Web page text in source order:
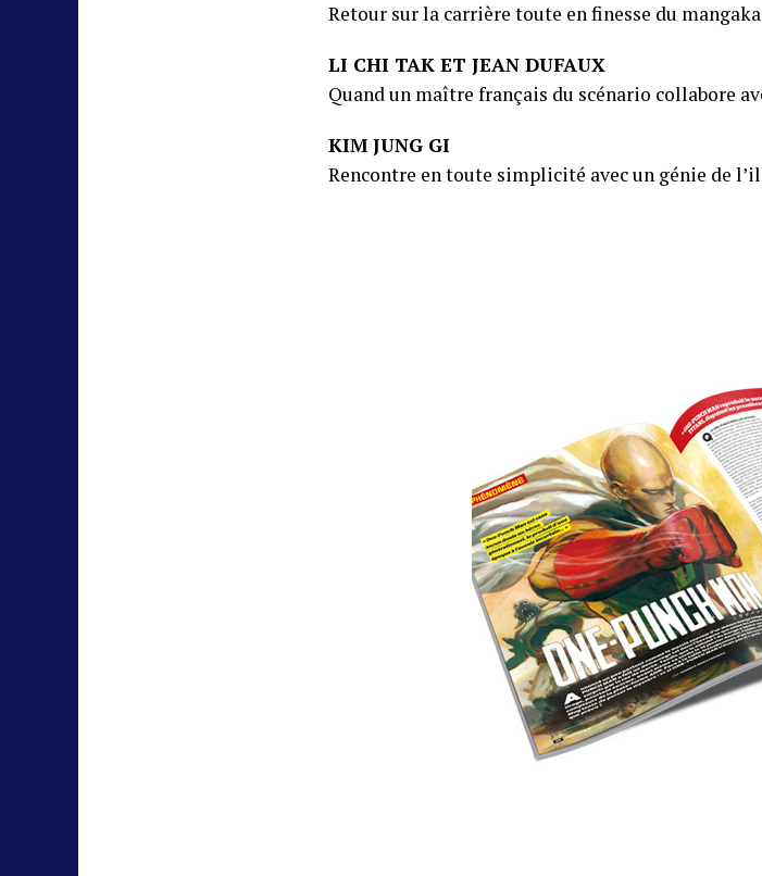
Retour sur la carrière toute en finesse du mangaka
LI CHI TAK ET JEAN DUFAUX
Quand un maître français du scénario collabore
KIM JUNG GI
Rencontre en toute simplicité avec un génie de